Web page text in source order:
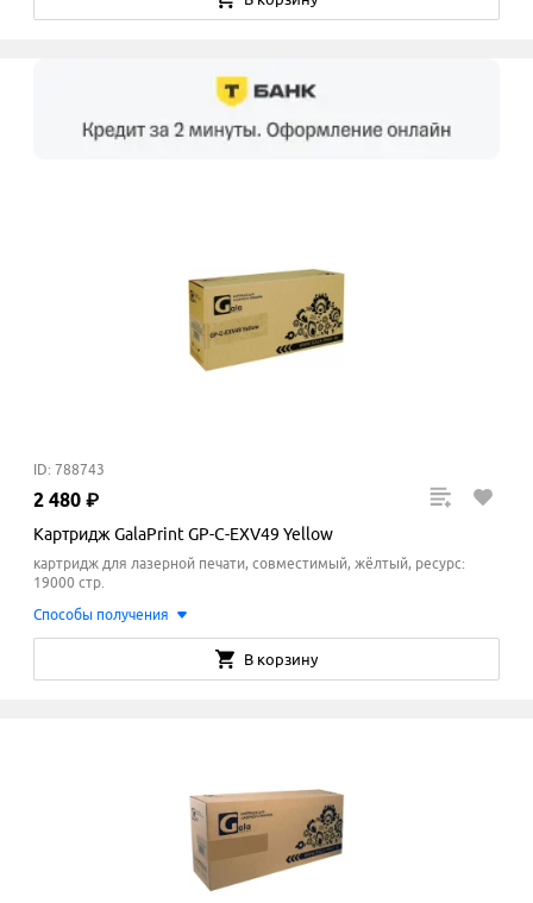
ID: 788743
2 480 ₽
Картридж GalaPrint GP-C-EXV49 Yellow
картридж для лазерной печати, совместимый, жёлтый, ресурс:
19000 стр.
Способы получения
В корзину